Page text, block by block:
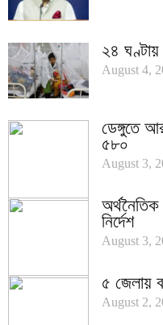
২৪ ঘণ্টায়
August 4,
ডেঙ্গুতে
৫৮০
August 3,
নির্দেশ
August 3,
৫ জেলায়
August 2,